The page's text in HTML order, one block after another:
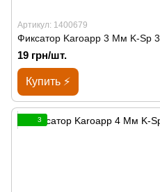
Артикул: 1400679
Фиксатор Karoapp 3 Мм K-Sp 3
19 грн/шт.
Купить ⚡
3